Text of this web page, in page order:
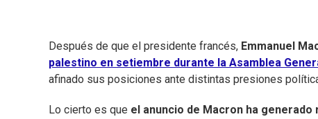
Después de que el presidente francés, Emmanuel
palestino en setiembre durante la Asamblea
afinado sus posiciones ante distintas presiones
Lo cierto es que el anuncio de Macron ha